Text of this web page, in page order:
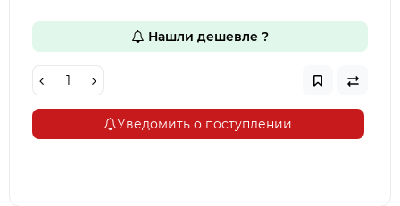
Нашли дешевле ?
Уведомить о поступлении